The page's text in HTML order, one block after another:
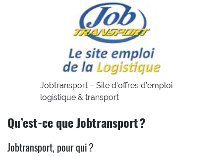
Jobtransport – Site d’offres d’emploi
logistique & transport
Qu’est-ce que Jobtransport ?
Jobtransport, pour qui ?